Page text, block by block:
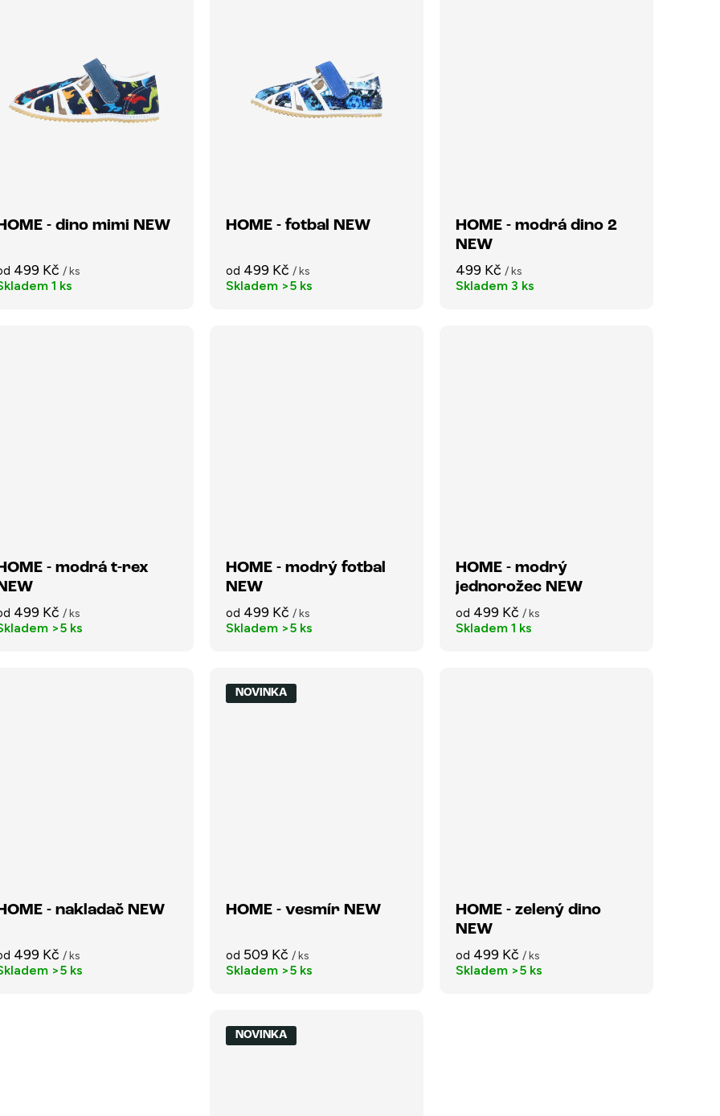
HOME - dino mimi NEW
499 Kč/ ks
1 ks
HOME - fotbal NEW
od 499 Kč / ks
Skladem >5 ks
HOME - modrá dino 2
NEW
499 Kč / ks
Skladem 3 ks
HOME - modrá t-rex
499 Kč/ ks
>5 ks
HOME - modrý fotbal
NEW
od 499 Kč / ks
Skladem >5 ks
HOME - modrý
jednorožec NEW
od 499 Kč / ks
Skladem 1 ks
HOME - nakladač NEW
499 Kč/ ks
>5 ks
NOVINKA
HOME - vesmír NEW
od 509 Kč / ks
Skladem >5 ks
HOME - zelený dino
NEW
od 499 Kč / ks
Skladem >5 ks
NOVINKA